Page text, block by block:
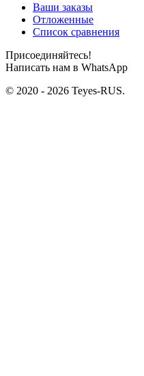
Ваши заказы
Отложенные
Список сравнения
Присоединяйтесь!
Написать нам в WhatsApp
© 2020 - 2026 Teyes-RUS.